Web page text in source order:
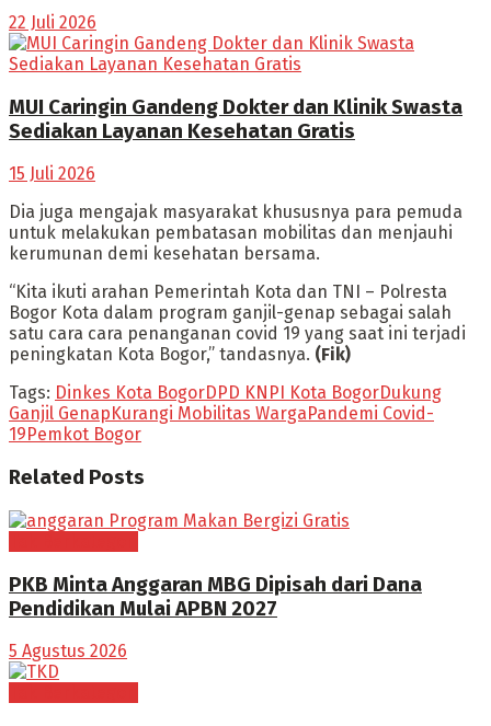
22 Juli 2026
MUI Caringin Gandeng Dokter dan Klinik Swasta
Sediakan Layanan Kesehatan Gratis
15 Juli 2026
Dia juga mengajak masyarakat khususnya para pemuda
untuk melakukan pembatasan mobilitas dan menjauhi
kerumunan demi kesehatan bersama.
“Kita ikuti arahan Pemerintah Kota dan TNI – Polresta
Bogor Kota dalam program ganjil-genap sebagai salah
satu cara cara penanganan covid 19 yang saat ini terjadi
peningkatan Kota Bogor,” tandasnya. (Fik)
Tags: Dinkes Kota BogorDPD KNPI Kota BogorDukung
Ganjil Genap Kurangi Mobilitas Warga Pandemi Covid-
19 Pemkot Bogor
Related Posts
PKB Minta Anggaran MBG Dipisah dari Dana
Pendidikan Mulai APBN 2027
5 Agustus 2026